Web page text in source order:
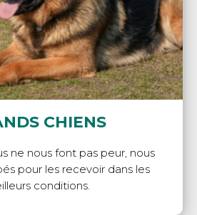
CHIENS
ne nous font pas peur, nous
pour les recevoir dans les
conditions.